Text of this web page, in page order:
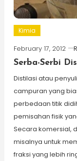
Kimia
February 17, 2012
Serba-Serbi
Distilasi atau
campuran yang
perbedaan titik
pemisahan fisik
Secara komersial,
misalnya untuk
fraksi yang lebih